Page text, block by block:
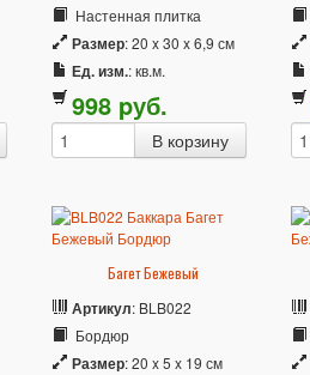
Настенная плитка
Размер: 20 x 30 x 6,9 см
Ед. изм.: кв.м.
998 pуб.
Багет Бежевый
Артикул: BLB022
Бордюр
Размер: 20 x 5 x 19 см